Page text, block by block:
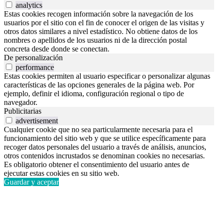
analytics
Estas cookies recogen información sobre la navegación de los
usuarios por el sitio con el fin de conocer el origen de las visitas y
otros datos similares a nivel estadístico. No obtiene datos de los
nombres o apellidos de los usuarios ni de la dirección postal
concreta desde donde se conectan.
De personalización
performance
Estas cookies permiten al usuario especificar o personalizar algunas
características de las opciones generales de la página web. Por
ejemplo, definir el idioma, configuración regional o tipo de
navegador.
Publicitarias
advertisement
Cualquier cookie que no sea particularmente necesaria para el
funcionamiento del sitio web y que se utilice específicamente para
recoger datos personales del usuario a través de análisis, anuncios,
otros contenidos incrustados se denominan cookies no necesarias.
Es obligatorio obtener el consentimiento del usuario antes de
ejecutar estas cookies en su sitio web.
Guardar y aceptar